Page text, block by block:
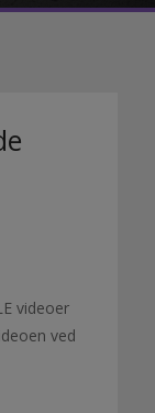
videoer
ved